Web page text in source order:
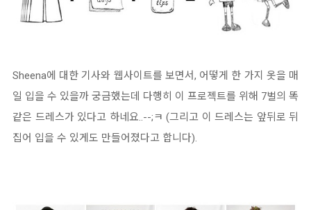
Sheena에 대한 기사와 웹사이트를 보면서, 어떻게 한 가지 옷을 매
일 입을 수 있을까 궁금했는데 다행히 이 프로젝트를 위해 7벌의 똑
같은 드레스가 있다고 하네요..--;ㅋ (그리고 이 드레스는 앞뒤로 뒤
집어 입을 수 있게도 만들어졌다고 합니다).